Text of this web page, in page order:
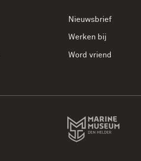
Nieuwsbrief
Werken bij
Word vriend